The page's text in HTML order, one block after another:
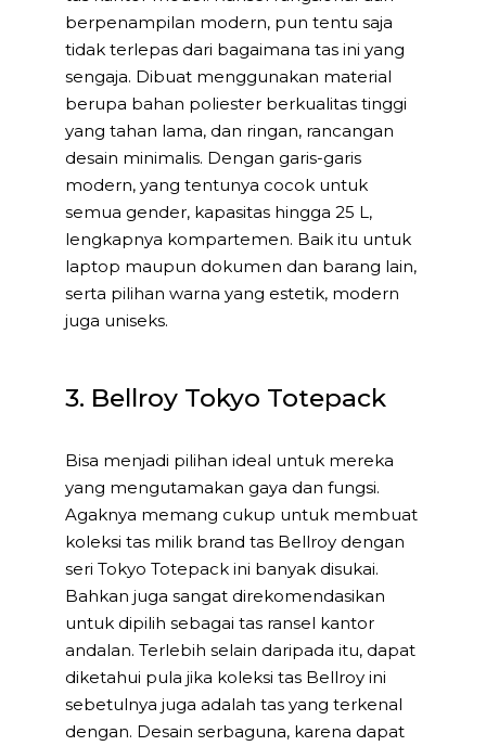
berpenampilan modern, pun tentu saja
tidak terlepas dari bagaimana tas ini yang
sengaja. Dibuat menggunakan material
berupa bahan poliester berkualitas tinggi
yang tahan lama, dan ringan, rancangan
desain minimalis. Dengan garis-garis
modern, yang tentunya cocok untuk
semua gender, kapasitas hingga 25 L,
lengkapnya kompartemen. Baik itu untuk
laptop maupun dokumen dan barang lain,
serta pilihan warna yang estetik, modern
juga uniseks.
3. Bellroy Tokyo Totepack
Bisa menjadi pilihan ideal untuk mereka
yang mengutamakan gaya dan fungsi.
Agaknya memang cukup untuk membuat
koleksi tas milik brand tas Bellroy dengan
seri Tokyo Totepack ini banyak disukai.
Bahkan juga sangat direkomendasikan
untuk dipilih sebagai tas ransel kantor
andalan. Terlebih selain daripada itu, dapat
diketahui pula jika koleksi tas Bellroy ini
sebetulnya juga adalah tas yang terkenal
dengan. Desain serbaguna, karena dapat